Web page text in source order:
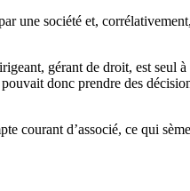
une société et,
gérant de droit, est
donc prendre des
courant d’associé, ce qui